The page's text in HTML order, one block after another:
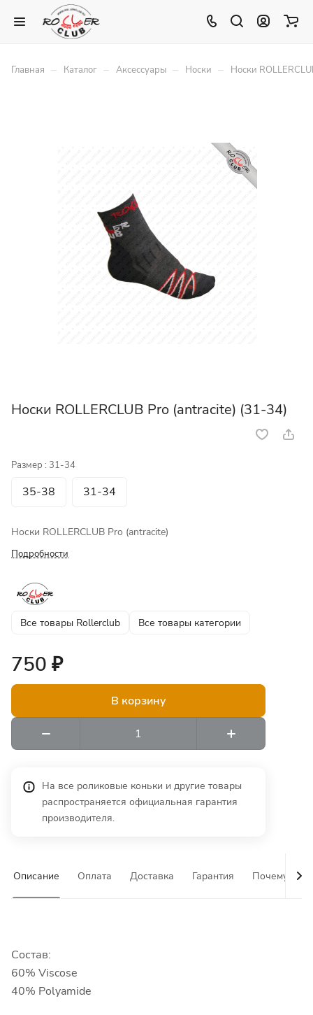
Главная – Каталог – Аксессуары – Носки – Носки
Носки ROLLERCLUB Pro (antracite) (31-34)
Размер : 31-34
35-38 31-34
Носки ROLLERCLUB Pro (antracite)
Подробности
Все товары Rollerclub Все товары категории
750 ₽
В корзину
На все роликовые коньки и другие товары
распространяется официальная гарантия
производителя.
Описание Оплата Доставка Гарантия Почему у
Состав:
60% Viscose
40% Polyamide